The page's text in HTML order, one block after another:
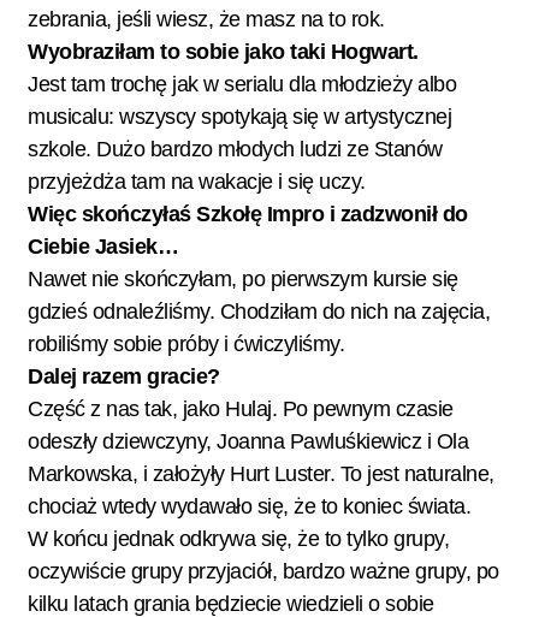
zebrania, jeśli wiesz, że masz na to rok.
Wyobraziłam to sobie jako taki Hogwart.
Jest tam trochę jak w serialu dla młodzieży albo
musicalu: wszyscy spotykają się w artystycznej
szkole. Dużo bardzo młodych ludzi ze Stanów
przyjeżdża tam na wakacje i się uczy.
Więc skończyłaś Szkołę Impro i zadzwonił do
Ciebie Jasiek…
Nawet nie skończyłam, po pierwszym kursie się
gdzieś odnaleźliśmy. Chodziłam do nich na zajęcia,
robiliśmy sobie próby i ćwiczyliśmy.
Dalej razem gracie?
Część z nas tak, jako Hulaj. Po pewnym czasie
odeszły dziewczyny, Joanna Pawluśkiewicz i Ola
Markowska, i założyły Hurt Luster. To jest naturalne,
chociaż wtedy wydawało się, że to koniec świata.
W końcu jednak odkrywa się, że to tylko grupy,
oczywiście grupy przyjaciół, bardzo ważne grupy, po
kilku latach grania będziecie wiedzieli o sobie